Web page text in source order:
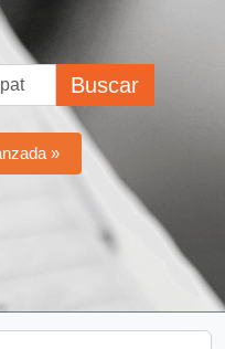
Buscar
»